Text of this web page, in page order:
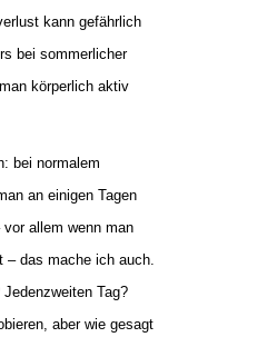
kann gefährlich
bei sommerlicher
körperlich aktiv
bei normalem
an einigen Tagen
allem wenn man
– das mache ich auch.
Tag?
aber wie gesagt